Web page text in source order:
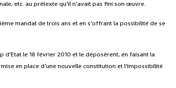
etc. au prétexte qu’il n’avait pas fini son œuvre.
mandat de trois ans et en s’offrant la possibilité de se
le 18 février 2010 et le déposèrent, en faisant la
en place d’une nouvelle constitution et l’impossibilité